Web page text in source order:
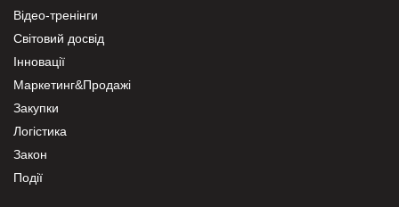
Відео-тренінги
Світовий досвід
Інновації
Маркетинг&Продажі
Закупки
Логістика
Закон
Події